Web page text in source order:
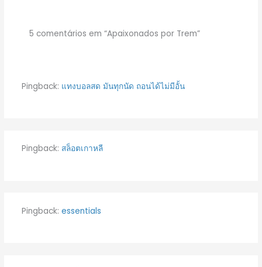
5 comentários em “Apaixonados por Trem”
Pingback: แทงบอลสด มันทุกนัด ถอนได้ไม่มีอั้น
Pingback: สล็อตเกาหลี
Pingback: essentials